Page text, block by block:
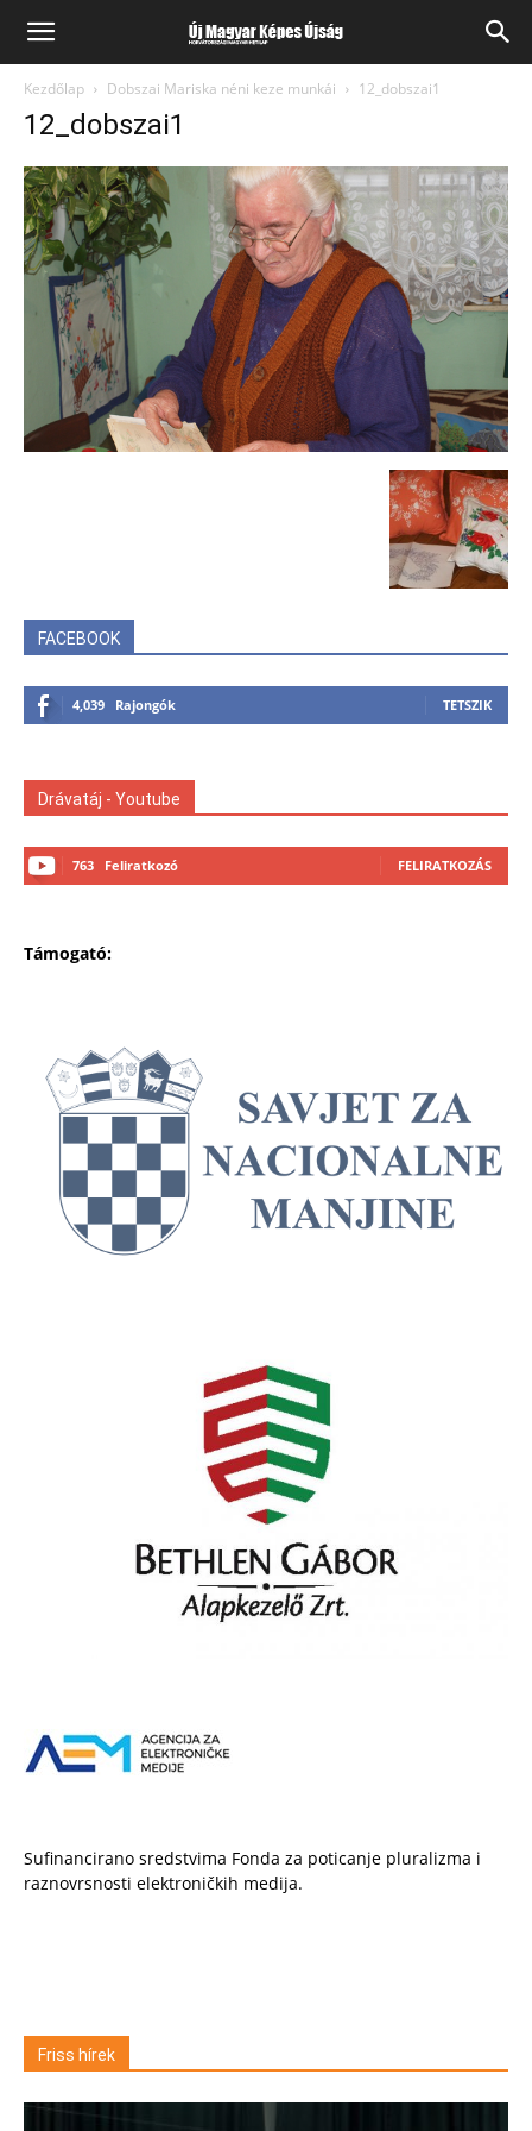
Kezdőlap Dobszai Mariska néni keze munkái 12_dobszai1
12_dobszai1
FACEBOOK
4,039 Rajongók TETSZIK
Drávatáj - Youtube
763 Feliratkozó FELIRATKOZÁS
Támogató:
Sufinancirano sredstvima Fonda za poticanje pluralizma i
raznovrsnosti elektroničkih medija.
Friss hírek